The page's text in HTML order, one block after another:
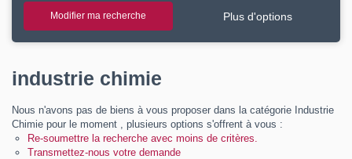
Vendre
Guide de l'immo
Contact
Modifier ma recherche Plus d'options
industrie chimie
Nous n'avons pas de biens à vous proposer dans la catégorie Industrie
Chimie pour le moment , plusieurs options s'offrent à vous :
Re-soumettre la recherche avec moins de critères.
Transmettez-nous votre demande